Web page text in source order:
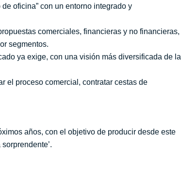
oficina” con un entorno integrado y
comerciales, financieras y no financieras,
segmentos.
ya exige, con una visión más diversificada de la
el proceso comercial, contratar cestas de
años, con el objetivo de producir desde este